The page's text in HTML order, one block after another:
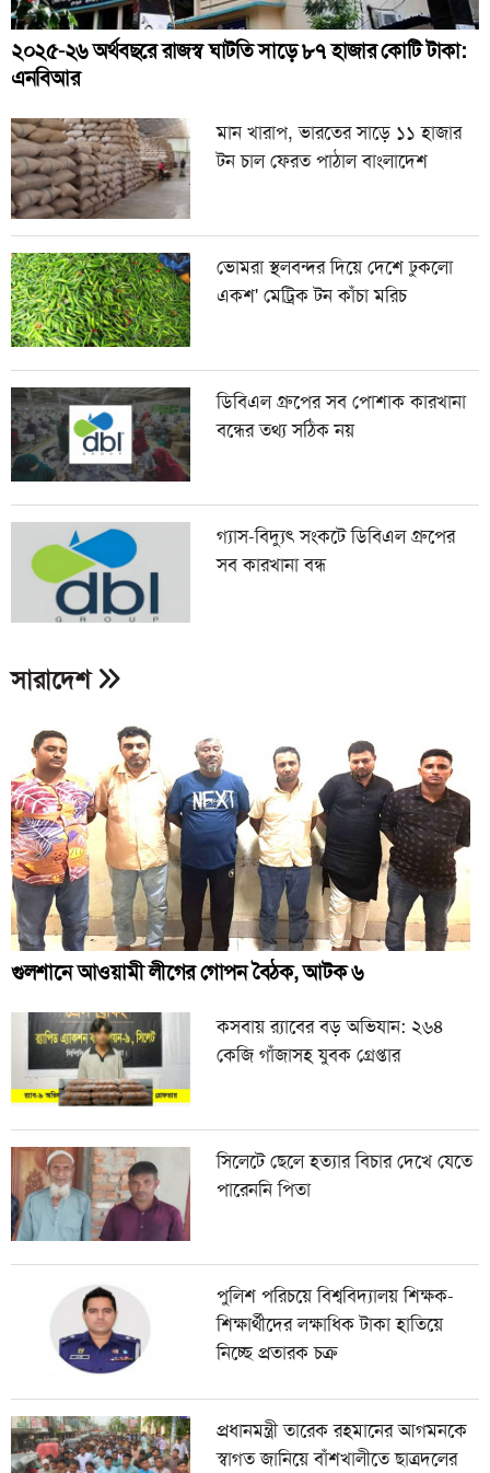
মান খারাপ, ভারতের সাড়ে ১১ হাজার
টন চাল ফেরত পাঠাল বাংলাদেশ
ভোমরা স্থলবন্দর দিয়ে দেশে ঢুকলো
একশ' মেট্রিক টন কাঁচা মরিচ
ডিবিএল গ্রুপের সব পোশাক কারখানা
বন্ধের তথ্য সঠিক নয়
গ্যাস-বিদ্যুৎ সংকটে ডিবিএল গ্রুপের
সব কারখানা বন্ধ
২০২৫-২৬ অর্থবছরে রাজস্ব ঘাটতি সাড়ে ৮৭ হাজার কোটি টাকা:
এনবিআর
সারাদেশ
কসবায় র‍্যাবের বড় অভিযান: ২৬৪
কেজি গাঁজাসহ যুবক গ্রেপ্তার
সিলেটে ছেলে হত্যার বিচার দেখে যেতে
পারেননি পিতা
পুলিশ পরিচয়ে বিশ্ববিদ্যালয় শিক্ষক-
শিক্ষার্থীদের লক্ষাধিক টাকা হাতিয়ে
নিচ্ছে প্রতারক চক্র
প্রধানমন্ত্রী তারেক রহমানের আগমনকে
স্বাগত জানিয়ে বাঁশখালীতে ছাত্রদলের
গুলশানে আওয়ামী লীগের গোপন বৈঠক, আটক ৬